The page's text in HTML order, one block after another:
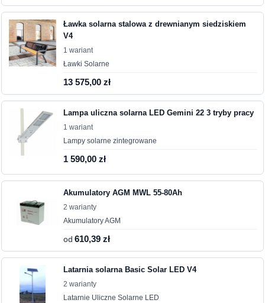
Ławka solarna stalowa z drewnianym siedziskiem
V4
1 wariant
Ławki Solarne
13 575,00 zł
Lampa uliczna solarna LED Gemini 22 3 tryby pracy
1 wariant
Lampy solarne zintegrowane
1 590,00 zł
Akumulatory AGM MWL 55-80Ah
2 warianty
Akumulatory AGM
od610,39 zł
Latarnia solarna Basic Solar LED V4
2 warianty
Latarnie Uliczne Solarne LED